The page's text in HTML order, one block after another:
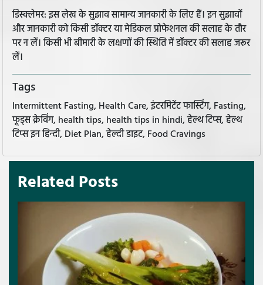
डिस्क्लेमर: इस लेख के सुझाव सामान्य जानकारी के लिए हैं। इन सुझावों
और जानकारी को किसी डॉक्टर या मेडिकल प्रोफेशनल की सलाह के तौर
पर न लें। किसी भी बीमारी के लक्षणों की स्थिति में डॉक्टर की सलाह जरूर
लें।
Tags
Intermittent Fasting, Health Care, इंटरमिटेंट फास्टिंग, Fasting,
फूड्स क्रेविंग, health tips, health tips in hindi, हेल्थ टिप्स, हेल्थ
टिप्स इन हिन्दी, Diet Plan, हेल्दी डाइट, Food Cravings
Related Posts